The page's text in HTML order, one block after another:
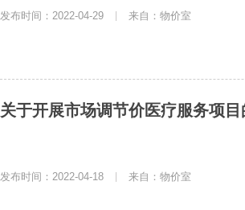
发布时间：2022-04-29 来自：物价室
关于开展市场调节价医疗服务项
发布时间：2022-04-18 来自：物价室